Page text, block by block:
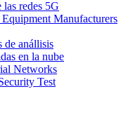
las redes 5G
Manufacturers
de anállisis
en la nube
Networks
Test